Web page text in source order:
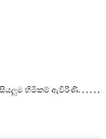
: සියලුම හිමිකම් ඇවිරිණි. , , , , ,